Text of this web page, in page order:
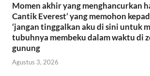
Momen akhir yang menghancurkan
Cantik Everest’ yang memohon
‘jangan tinggalkan aku di sini untuk
tubuhnya membeku dalam waktu di
gunung
Agustus 3, 2026